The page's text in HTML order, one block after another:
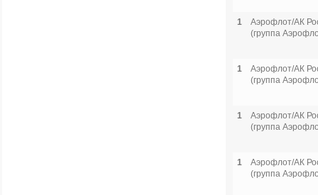
1
Аэрофлот/АК
(группа
1
Аэрофлот/АК
(группа
1
Аэрофлот/АК
(группа
1
Аэрофлот/АК
(группа